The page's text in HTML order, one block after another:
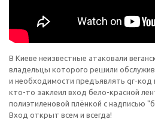
В Киеве неизвестные атаковали
владельцы которого решили
и необходимости предъявлять qr-
кто-то заклеил вход бело-красной
полиэтиленовой плёнкой с надписью
Вход открыт всем и всегда!